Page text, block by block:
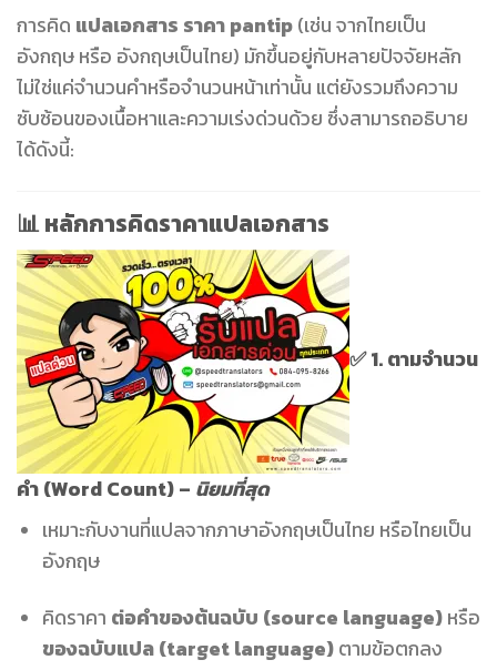
การคิด แปลเอกสาร ราคา pantip(เช่น จากไทยเป็น
อังกฤษ หรือ อังกฤษเป็นไทย) มักขึ้นอยู่กับหลายปัจจัยหลัก
ไม่ใช่แค่จำนวนคำหรือจำนวนหน้าเท่านั้น แต่ยังรวมถึงความ
ซับซ้อนของเนื้อหาและความเร่งด่วนด้วย ซึ่งสามารถอธิบาย
ได้ดังนี้:
📊หลักการคิดราคาแปลเอกสาร
✅ 1.ตามจำนวน
คำ (Word Count)– นิยมที่สุด
เหมาะกับงานที่แปลจากภาษาอังกฤษเป็นไทย หรือไทยเป็น
อังกฤษ
คิดราคา ต่อคำของต้นฉบับ (source language)หรือ
ของฉบับแปล (target language)ตามข้อตกลง